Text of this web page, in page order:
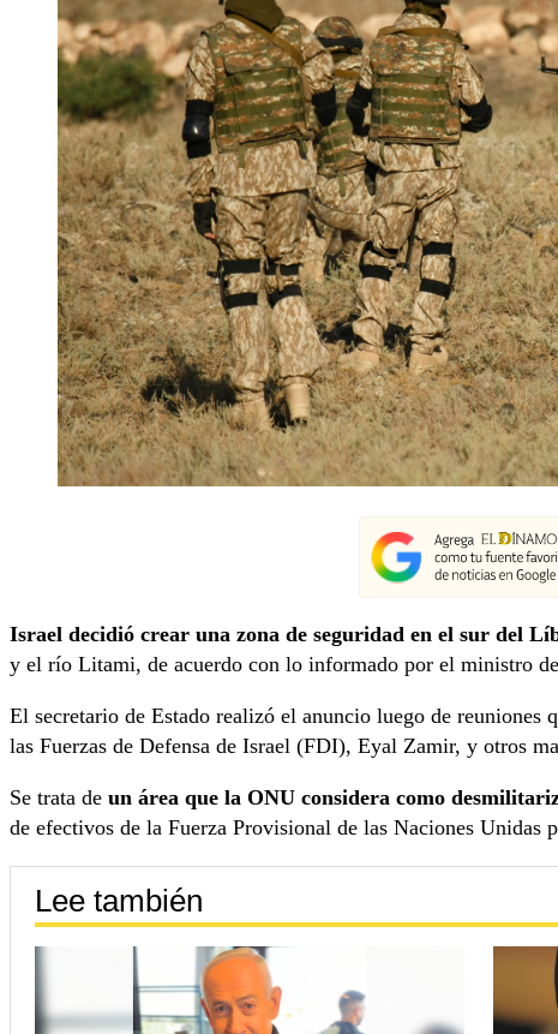
Israel decidió crear una zona de seguridad en el sur del
y el río Litami, de acuerdo con lo informado por el ministro
El secretario de Estado realizó el anuncio luego de reuniones
las Fuerzas de Defensa de Israel (FDI), Eyal Zamir, y otros
Se trata de un área que la ONU considera como
de efectivos de la Fuerza Provisional de las Naciones
Lee también